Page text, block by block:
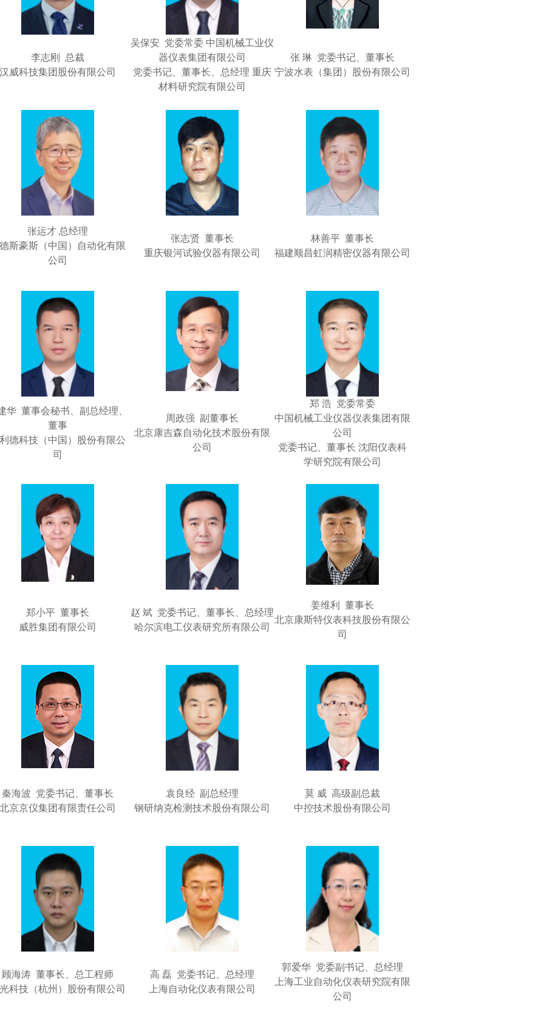
李志刚 总裁
汉威科技集团股份有限公司
吴保安 党委常委 中国机械工业仪
器仪表集团有限公司
党委书记、董事长、总经理 重庆
材料研究院有限公司
张 琳 党委书记、董事长
宁波水表（集团）股份有限公司
张运才 总经理
斯豪斯（中国）自动化有限
公司
张志贤 董事长
重庆银河试验仪器有限公司
林善平 董事长
福建顺昌虹润精密仪器有限公司
华 董事会秘书、副总经理、
董事
德科技（中国）股份有限公
司
周政强 副董事长
北京康吉森自动化技术股份有限
公司
郑 浩 党委常委
中国机械工业仪器仪表集团有限
公司
党委书记、董事长 沈阳仪表科
学研究院有限公司
郑小平 董事长
威胜集团有限公司
赵 斌 党委书记、董事长、总经理
哈尔滨电工仪表研究所有限公司
姜维利 董事长
北京康斯特仪表科技股份有限公
司
秦海波 党委书记、董事长
北京京仪集团有限责任公司
袁良经 副总经理
钢研纳克检测技术股份有限公司
莫 威 高级副总裁
中控技术股份有限公司
顾海涛 董事长、总工程师
科技（杭州）股份有限公司
高 磊 党委书记、总经理
上海自动化仪表有限公司
郭爱华 党委副书记、总经理
上海工业自动化仪表研究院有限
公司